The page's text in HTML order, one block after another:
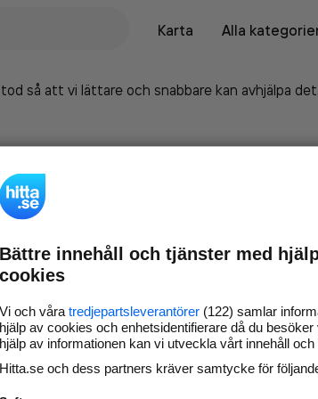
Karta Alla
så att vi lättare och snabbare kan avhjälpa det.
Marknadsför
Bättre innehåll och tjänster med
cookies
Vi och våra tredjepartsleverantörer (122) samlar
hjälp av cookies och enhetsidentifierare då du
hjälp av informationen kan vi utveckla vårt innehåll och
Hitta.se och dess partners kräver samtycke för